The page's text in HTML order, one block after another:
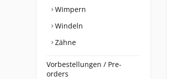
Wimpern
Windeln
Zähne
Vorbestellungen / Pre-
orders